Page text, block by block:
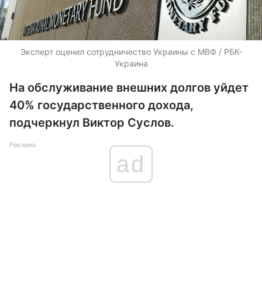
Эксперт оценил сотрудничество Украины с МВФ / РБК-
Украина
На обслуживание внешних долгов уйдет
40% государственного дохода,
подчеркнул Виктор Суслов.
Реклама
ad